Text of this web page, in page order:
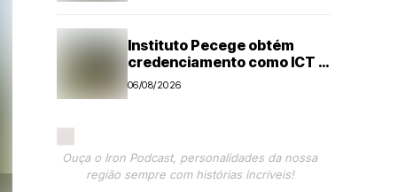
Instituto Pecege obtém
credenciamento como ICT e
amplia atuação em pesquisa
e desenvolvimento
06/08/2026
Ouça o Iron Podcast, personalidades da nossa
região sempre com histórias incríveis!